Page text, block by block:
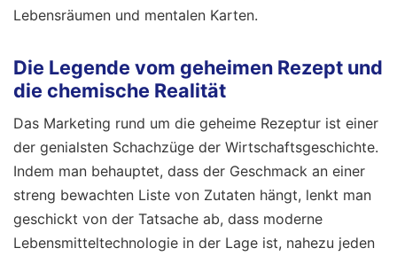
Lebensräumen und mentalen Karten.
Die Legende vom geheimen Rezept und
die chemische Realität
Das Marketing rund um die geheime Rezeptur ist einer
der genialsten Schachzüge der Wirtschaftsgeschichte.
Indem man behauptet, dass der Geschmack an einer
streng bewachten Liste von Zutaten hängt, lenkt man
geschickt von der Tatsache ab, dass moderne
Lebensmitteltechnologie in der Lage ist, nahezu jeden